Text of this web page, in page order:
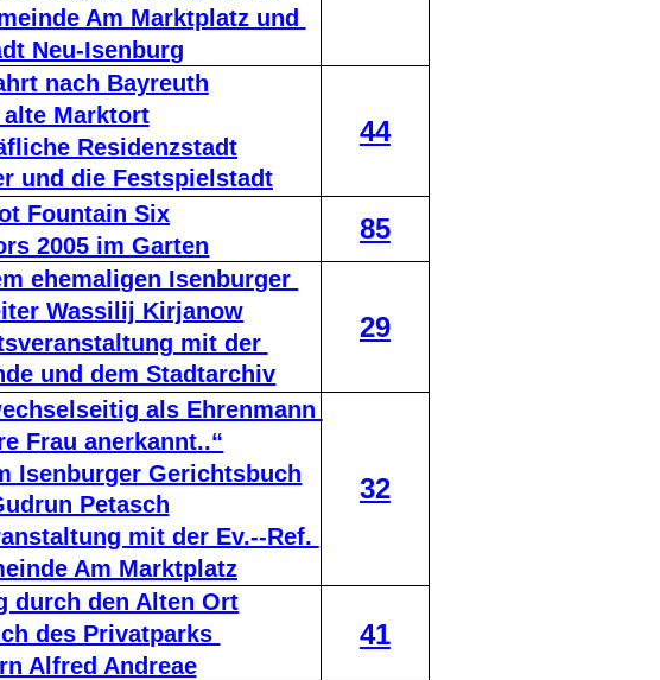
Am Marktplatz und
Neu-Isenburg
nach Bayreuth
alte Marktort
Residenzstadt
und die Festspielstadt
44
Fountain Six
2005 im Garten
85
ehemaligen Isenburger
Wassilij Kirjanow
mit der
und dem Stadtarchiv
29
als Ehrenmann
Frau anerkannt..“
Isenburger Gerichtsbuch
Petasch
mit der Ev.--Ref.
Am Marktplatz
32
durch den Alten Ort
des Privatparks
Alfred Andreae
41